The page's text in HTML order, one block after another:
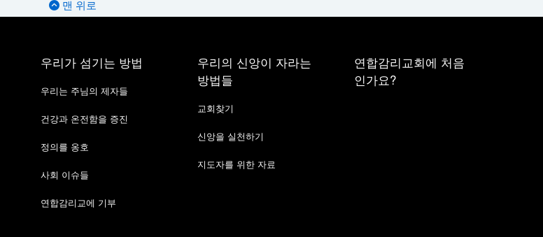
맨 위로
우리가 섬기는 방법
우리는 주님의 제자들
건강과 온전함을 증진
정의를 옹호
사회 이슈들
연합감리교에 기부
우리의 신앙이 자라는
방법들
교회찾기
신앙을 실천하기
지도자를 위한 자료
연합감리교회에 처음
인가요?